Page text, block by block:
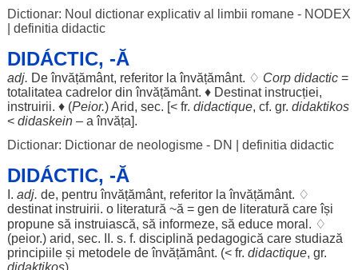
Dictionar: Noul dictionar explicativ al limbii romane - NODEX
definitia didactic
DIDÁCTIC, -Ă
adj. Deînvățământ, referitorlaînvățământ. ♢ Corpdidactic=
totalitatea cadrelordinînvățământ. ♦ Destinat instrucției,
instruirii. ♦ (Peior.)Arid, sec. [< fr. didactique, cf. gr. didaktikos
< didaskein– aînvăța].
Dictionar: Dictionar de neologisme - DN
definitia didactic
DIDÁCTIC, -Ă
I. adj. de, pentru învățământ, referitorlaînvățământ. ♢
destinat instruirii. o literatură ~ă = gen de literatură care își
propunesă instruiască, să informeze, să educe moral . ♢
(peior.) arid, sec. II. s. f. disciplină pedagogică care studiază
principiileși metodeledeînvățământ. (< fr. didactique, gr.
didaktikos)